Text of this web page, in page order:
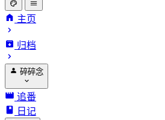
主页
归档
碎碎念
追番
日记